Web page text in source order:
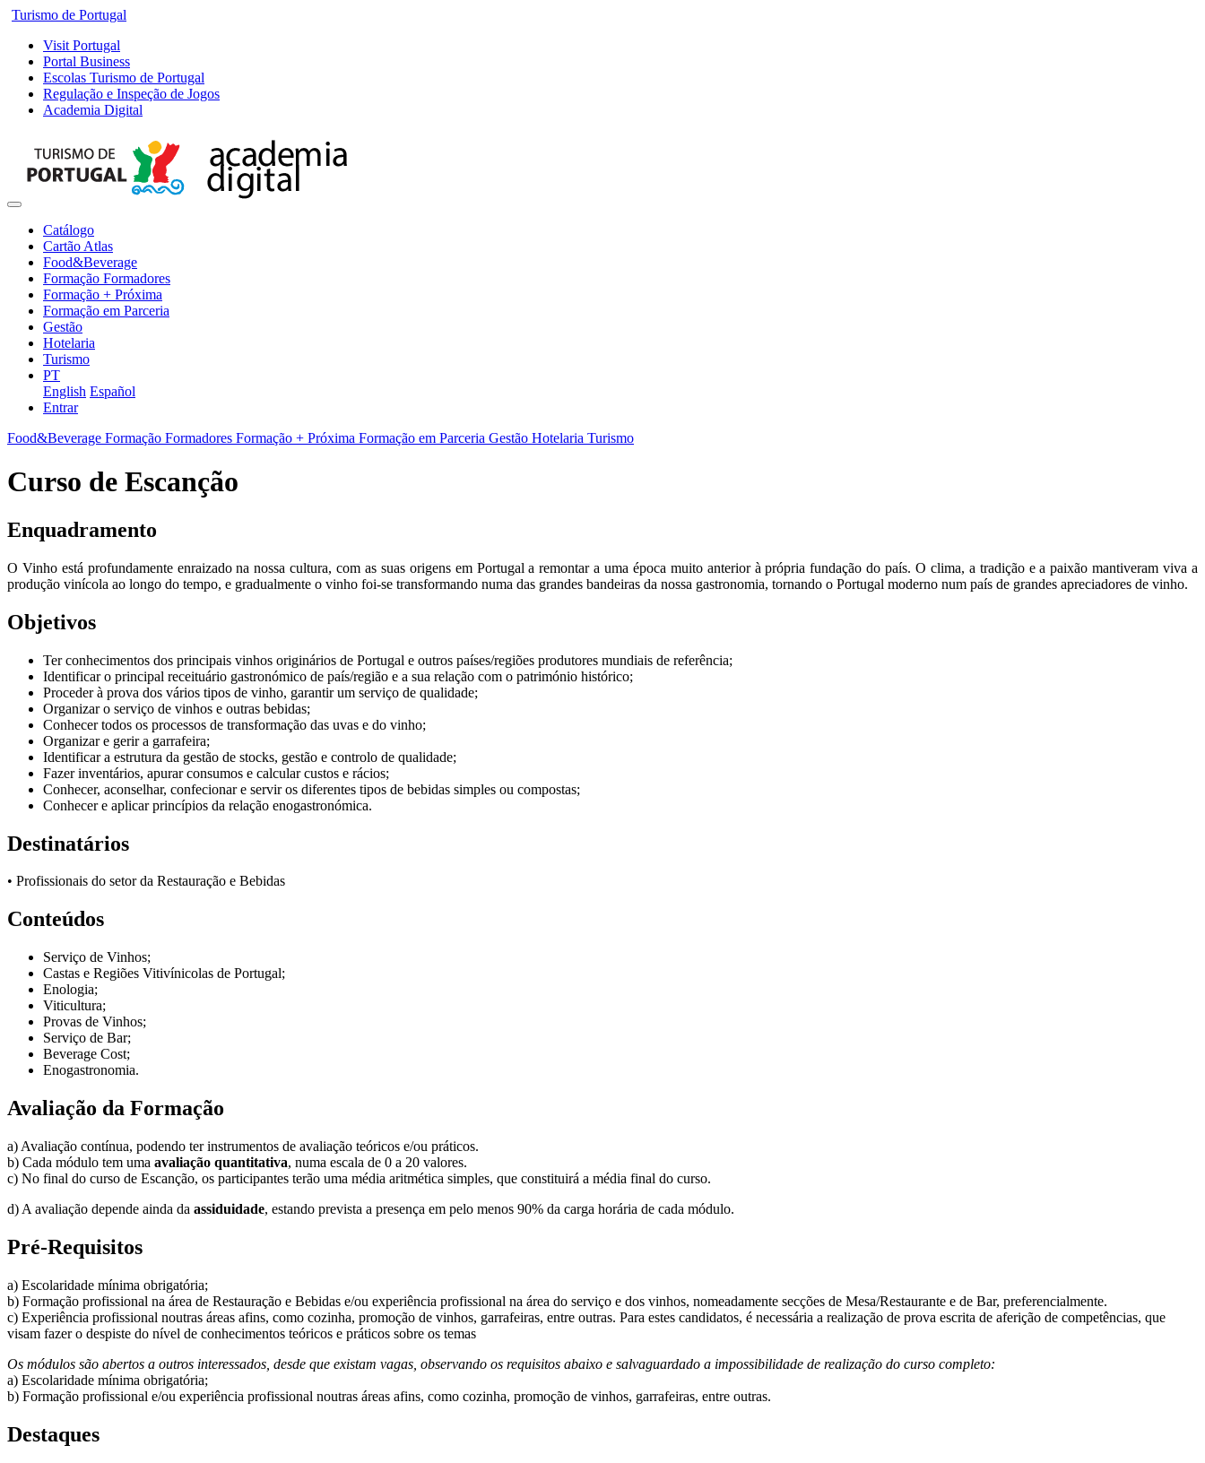
Turismo de Portugal
Visit Portugal
Portal Business
Escolas Turismo de Portugal
Regulação e Inspeção de Jogos
Academia Digital
Catálogo
Cartão Atlas
Food&Beverage
Formação Formadores
Formação + Próxima
Formação em Parceria
Gestão
Hotelaria
Turismo
PT
English Español
Entrar
Food&Beverage Formação Formadores Formação + Próxima Formação em Parceria Gestão Hotelaria Turismo
Curso de Escanção
Enquadramento
O Vinho está profundamente enraizado na nossa cultura, com as suas origens em Portugal a remontar a uma época muito anterior à própria fundação do país. O clima, a tradição e a paixão mantiveram viva a
produção vinícola ao longo do tempo, e gradualmente o vinho foi-se transformando numa das grandes bandeiras da nossa gastronomia, tornando o Portugal moderno num país de grandes apreciadores de vinho.
Objetivos
Ter conhecimentos dos principais vinhos originários de Portugal e outros países/regiões produtores mundiais de referência;
Identificar o principal receituário gastronómico de país/região e a sua relação com o património histórico;
Proceder à prova dos vários tipos de vinho, garantir um serviço de qualidade;
Organizar o serviço de vinhos e outras bebidas;
Conhecer todos os processos de transformação das uvas e do vinho;
Organizar e gerir a garrafeira;
Identificar a estrutura da gestão de stocks, gestão e controlo de qualidade;
Fazer inventários, apurar consumos e calcular custos e rácios;
Conhecer, aconselhar, confecionar e servir os diferentes tipos de bebidas simples ou compostas;
Conhecer e aplicar princípios da relação enogastronómica.
Destinatários
• Profissionais do setor da Restauração e Bebidas
Conteúdos
Serviço de Vinhos;
Castas e Regiões Vitivínicolas de Portugal;
Enologia;
Viticultura;
Provas de Vinhos;
Serviço de Bar;
Beverage Cost;
Enogastronomia.
Avaliação da Formação
a) Avaliação contínua, podendo ter instrumentos de avaliação teóricos e/ou práticos.
b) Cada módulo tem uma avaliação quantitativa, numa escala de 0 a 20 valores.
c) No final do curso de Escanção, os participantes terão uma média aritmética simples, que constituirá a média final do curso.
d) A avaliação depende ainda da assiduidade, estando prevista a presença em pelo menos 90% da carga horária de cada módulo.
Pré-Requisitos
a) Escolaridade mínima obrigatória;
b) Formação profissional na área de Restauração e Bebidas e/ou experiência profissional na área do serviço e dos vinhos, nomeadamente secções de Mesa/Restaurante e de Bar, preferencialmente.
c) Experiência profissional noutras áreas afins, como cozinha, promoção de vinhos, garrafeiras, entre outras. Para estes candidatos, é necessária a realização de prova escrita de aferição de competências, que
visam fazer o despiste do nível de conhecimentos teóricos e práticos sobre os temas
Os módulos são abertos a outros interessados, desde que existam vagas, observando os requisitos abaixo e salvaguardado a impossibilidade de realização do curso completo:
a) Escolaridade mínima obrigatória;
b) Formação profissional e/ou experiência profissional noutras áreas afins, como cozinha, promoção de vinhos, garrafeiras, entre outras.
Destaques